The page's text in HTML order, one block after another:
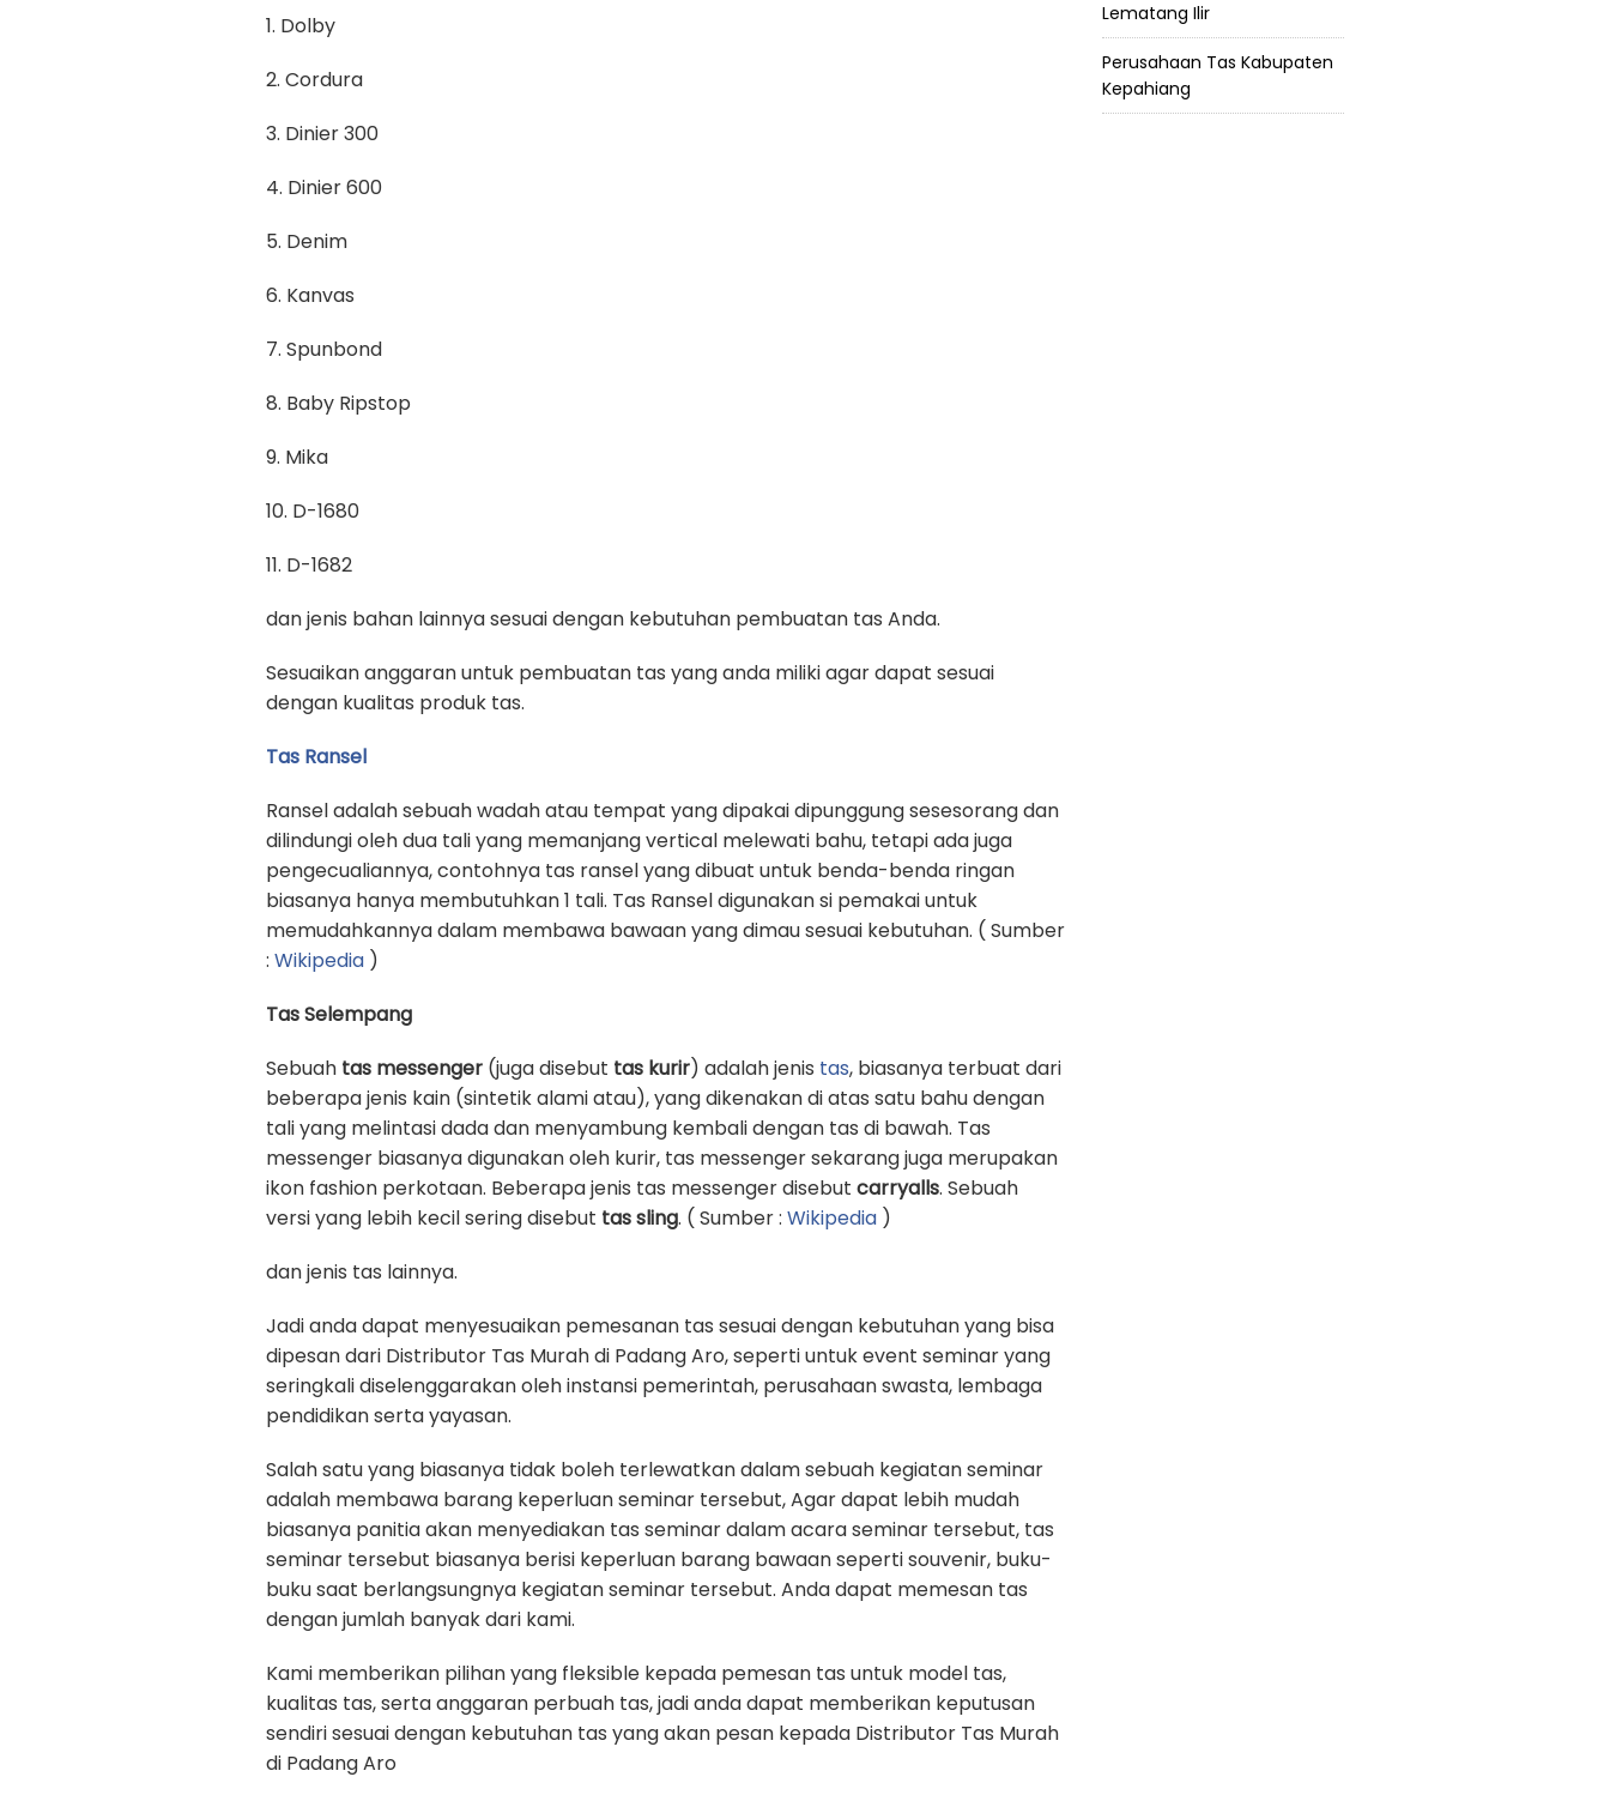
1. Dolby
2. Cordura
3. Dinier 300
4. Dinier 600
5. Denim
6. Kanvas
7. Spunbond
8. Baby Ripstop
9. Mika
10. D-1680
11. D-1682
dan jenis bahan lainnya sesuai dengan kebutuhan pembuatan tas Anda.
Sesuaikan anggaran untuk pembuatan tas yang anda miliki agar dapat sesuai
dengan kualitas produk tas.
Tas Ransel
Ransel adalah sebuah wadah atau tempat yang dipakai dipunggung sesesorang dan
dilindungi oleh dua tali yang memanjang vertical melewati bahu, tetapi ada juga
pengecualiannya, contohnya tas ransel yang dibuat untuk benda-benda ringan
biasanya hanya membutuhkan 1 tali. Tas Ransel digunakan si pemakai untuk
memudahkannya dalam membawa bawaan yang dimau sesuai kebutuhan. ( Sumber
: Wikipedia )
Tas Selempang
Sebuah tas messenger (juga disebut tas kurir) adalah jenis tas, biasanya terbuat dari
beberapa jenis kain (sintetik alami atau), yang dikenakan di atas satu bahu dengan
tali yang melintasi dada dan menyambung kembali dengan tas di bawah. Tas
messenger biasanya digunakan oleh kurir, tas messenger sekarang juga merupakan
ikon fashion perkotaan. Beberapa jenis tas messenger disebut carryalls. Sebuah
versi yang lebih kecil sering disebut tas sling. ( Sumber : Wikipedia )
dan jenis tas lainnya.
Jadi anda dapat menyesuaikan pemesanan tas sesuai dengan kebutuhan yang bisa
dipesan dari Distributor Tas Murah di Padang Aro, seperti untuk event seminar yang
seringkali diselenggarakan oleh instansi pemerintah, perusahaan swasta, lembaga
pendidikan serta yayasan.
Salah satu yang biasanya tidak boleh terlewatkan dalam sebuah kegiatan seminar
adalah membawa barang keperluan seminar tersebut, Agar dapat lebih mudah
biasanya panitia akan menyediakan tas seminar dalam acara seminar tersebut, tas
seminar tersebut biasanya berisi keperluan barang bawaan seperti souvenir, buku-
buku saat berlangsungnya kegiatan seminar tersebut. Anda dapat memesan tas
dengan jumlah banyak dari kami.
Kami memberikan pilihan yang fleksible kepada pemesan tas untuk model tas,
kualitas tas, serta anggaran perbuah tas, jadi anda dapat memberikan keputusan
sendiri sesuai dengan kebutuhan tas yang akan pesan kepada Distributor Tas Murah
di Padang Aro
Lematang Ilir
Perusahaan Tas Kabupaten
Kepahiang